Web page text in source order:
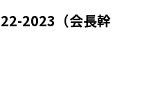
2023（会長幹